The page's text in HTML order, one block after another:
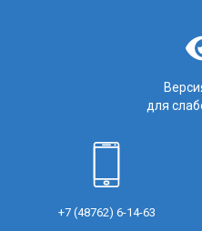
для
+7 (48762) 6-14-63